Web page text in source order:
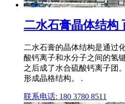
二水石膏晶体结构
二水石膏的晶体结构是通过
酸钙离子和水分子之间的氢
之后成了水合硫酸钙离子团
形成晶格结构。 .
联系电话: 180 3780 8511